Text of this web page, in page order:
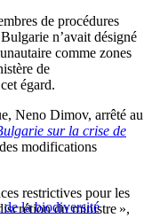
de procédures
n’avait désigné
comme zones
de
égard.
Neno Dimov, arrêté au
sur la crise de
modifications
de la biodiversité
restrictives pour les
du ministre »,